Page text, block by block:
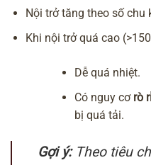
Nội trở tăng theo số
Khi nội trở quá cao
Dễ quá nhiệt.
Có nguy cơ rò
bị quá tải.
Gợi ý:Theo tiêu